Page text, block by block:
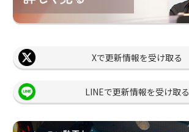
Xで更新情報を受け取る
LINEで更新情報を受け取る